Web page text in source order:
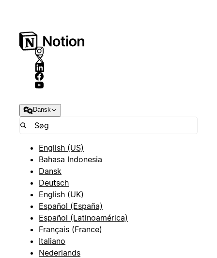
Dansk
English (US)
Bahasa Indonesia
Dansk
Deutsch
English (UK)
Español (España)
Español (Latinoamérica)
Français (France)
Italiano
Nederlands